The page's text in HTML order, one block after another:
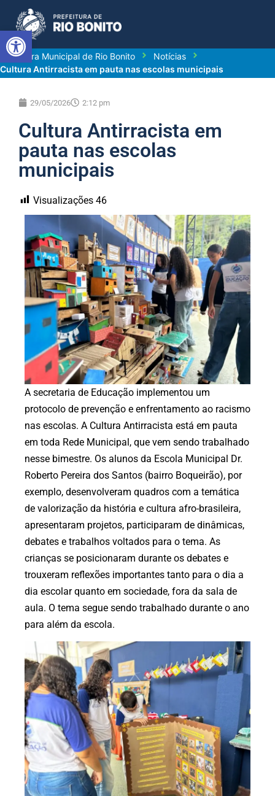
Abrir a barra de ferramentas
Prefeitura Municipal de Rio Bonito
Notícias
Cultura Antirracista em pauta nas escolas municipais
29/05/2026 2:12 pm
Cultura Antirracista em
pauta nas escolas
municipais
Visualizações 46
A secretaria de Educação implementou um
protocolo de prevenção e enfrentamento ao racismo
nas escolas. A Cultura Antirracista está em pauta
em toda Rede Municipal, que vem sendo trabalhado
nesse bimestre. Os alunos da Escola Municipal Dr.
Roberto Pereira dos Santos (bairro Boqueirão), por
exemplo, desenvolveram quadros com a temática
de valorização da história e cultura afro-brasileira,
apresentaram projetos, participaram de dinâmicas,
debates e trabalhos voltados para o tema. As
crianças se posicionaram durante os debates e
trouxeram reflexões importantes tanto para o dia a
dia escolar quanto em sociedade, fora da sala de
aula. O tema segue sendo trabalhado durante o ano
para além da escola.